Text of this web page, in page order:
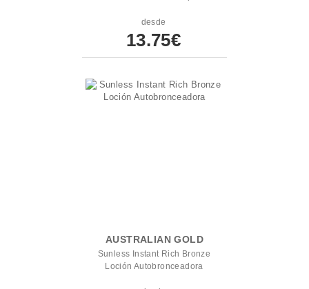
desde
13.75€
AUSTRALIAN GOLD
Sunless Instant Rich Bronze
Loción Autobronceadora